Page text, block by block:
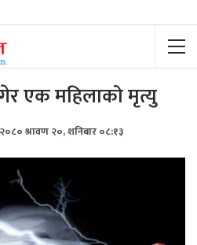
एक महिलाको मृत्यु
२०८० श्रावण २०, शनिबार ०८:१३